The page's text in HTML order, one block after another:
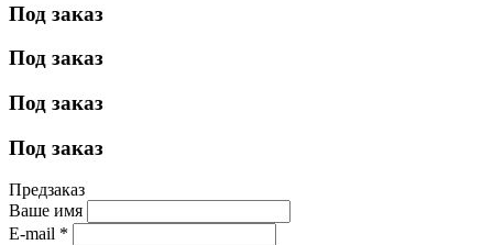
Под заказ
Под заказ
Под заказ
Под заказ
Предзаказ
Ваше имя
E-mail *